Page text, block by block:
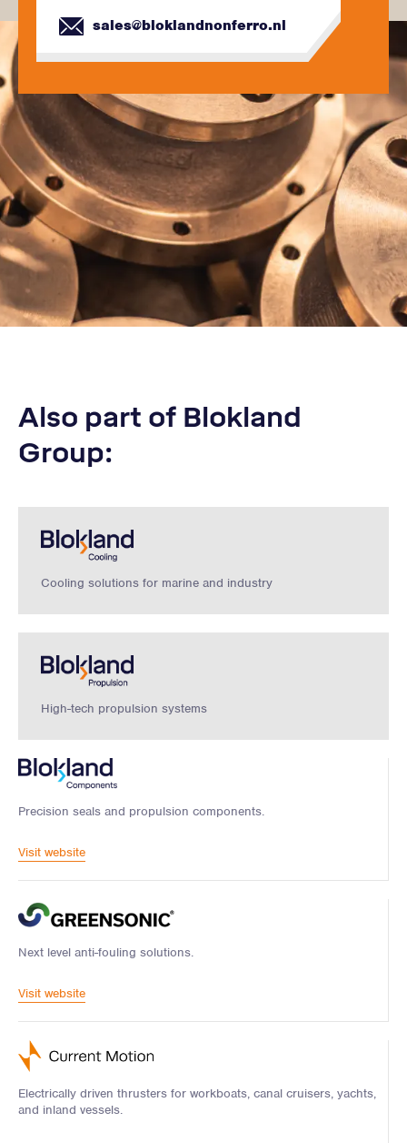
sales@bloklandnonferro.nl
Also part of Blokland
Group:
Cooling solutions for marine and industry
High-tech propulsion systems
Precision seals and propulsion components.
Visit website
Next level anti-fouling solutions.
Visit website
Electrically driven thrusters for workboats, canal cruisers, yachts,
and inland vessels.